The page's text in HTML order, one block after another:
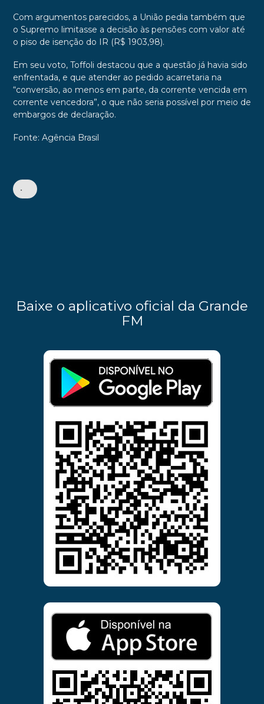
Com argumentos parecidos, a União pedia também que
o Supremo limitasse a decisão às pensões com valor até
o piso de isenção do IR (R$ 1903,98).
Em seu voto, Toffoli destacou que a questão já havia sido
enfrentada, e que atender ao pedido acarretaria na
“conversão, ao menos em parte, da corrente vencida em
corrente vencedora”, o que não seria possível por meio de
embargos de declaração.
Fonte: Agência Brasil
•
Baixe o aplicativo oficial da Grande
FM